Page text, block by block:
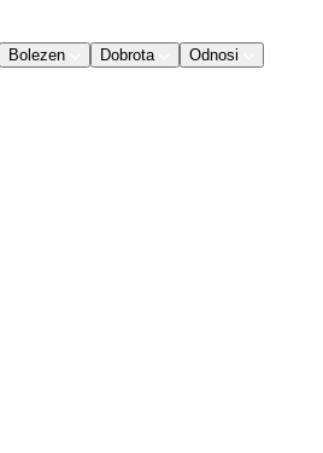
Bolezen Dobrota
Odnosi